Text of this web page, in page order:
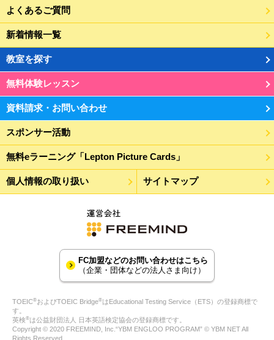
よくあるご質問
新着情報一覧
教室を探す
無料体験レッスン
資料請求・お問い合わせ
スポンサー活動
無料eラーニング「Lepton Picture Cards」
個人情報の取り扱い サイトマップ
FC加盟などのお問い合わせはこちら
（企業・団体などの法人さま向け）
TOEIC®およびTOEIC Bridge®はEducational Testing Service（ETS）の登録商標で
す。
英検®は公益財団法人 日本英語検定協会の登録商標です。
Copyright © 2020 FREEMIND, Inc.“YBM ENGLOO PROGRAM” © YBM NET All
Rights Reserved.